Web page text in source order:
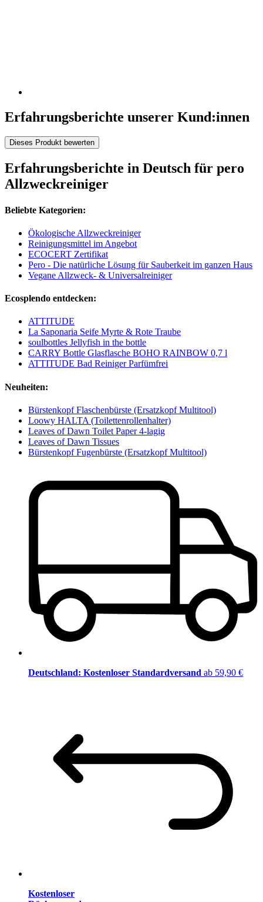
Erfahrungsberichte unserer Kund:innen
Dieses Produkt bewerten
Erfahrungsberichte in Deutsch für pero
Allzweckreiniger
Beliebte Kategorien:
Ökologische Allzweckreiniger
Reinigungsmittel im Angebot
ECOCERT Zertifikat
Pero - Die natürliche Lösung für Sauberkeit im ganzen Haus
Vegane Allzweck- & Universalreiniger
Ecosplendo entdecken:
ATTITUDE
La Saponaria Seife Myrte & Rote Traube
soulbottles Jellyfish in the bottle
CARRY Bottle Glasflasche BOHO RAINBOW 0,7 l
ATTITUDE Bad Reiniger Parfümfrei
Neuheiten:
Bürstenkopf Flaschenbürste (Ersatzkopf Multitool)
Loowy HALTA (Toilettenrollenhalter)
Leaves of Dawn Toilet Paper 4-lagig
Leaves of Dawn Tissues
Bürstenkopf Fugenbürste (Ersatzkopf Multitool)
Deutschland: Kostenloser Standardversand ab 59,90 €
Kostenloser